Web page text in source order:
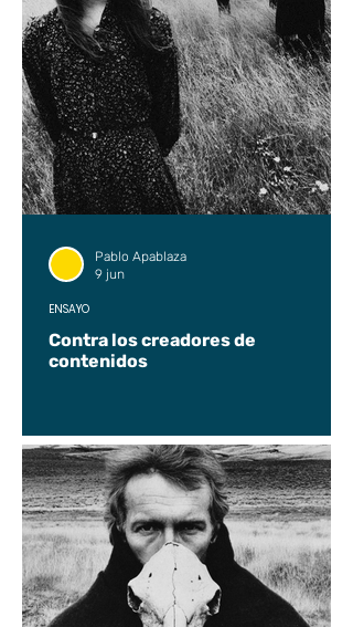
Contra los creadores de
contenidos
ENSAYO
Pablo Apablaza
9 jun